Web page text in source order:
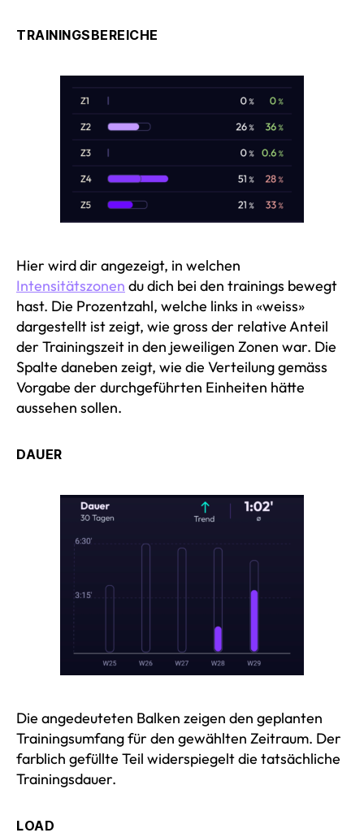
TRAININGSBEREICHE
Hier wird dir angezeigt, in welchen
Intensitätszonen du dich bei den trainings bewegt
hast. Die Prozentzahl, welche links in «weiss»
dargestellt ist zeigt, wie gross der relative Anteil
der Trainingszeit in den jeweiligen Zonen war. Die
Spalte daneben zeigt, wie die Verteilung gemäss
Vorgabe der durchgeführten Einheiten hätte
aussehen sollen.
DAUER
Die angedeuteten Balken zeigen den geplanten
Trainingsumfang für den gewählten Zeitraum. Der
farblich gefüllte Teil widerspiegelt die tatsächliche
Trainingsdauer.
LOAD